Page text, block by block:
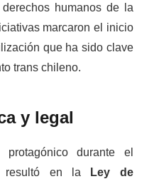
humanos de la
marcaron el inicio
que ha sido clave
trans chileno.
y legal
durante el
resultó en la
Ley de